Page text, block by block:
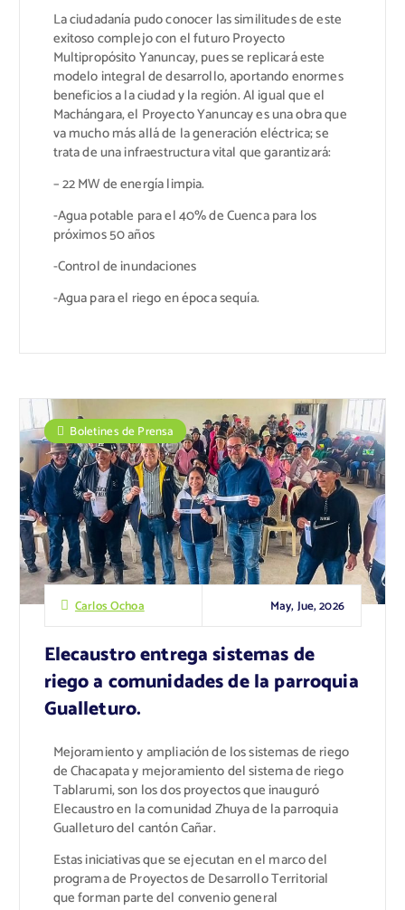
La ciudadanía pudo conocer las similitudes de este
exitoso complejo con el futuro Proyecto
Multipropósito Yanuncay, pues se replicará este
modelo integral de desarrollo, aportando enormes
beneficios a la ciudad y la región. Al igual que el
Machángara, el Proyecto Yanuncay es una obra que
va mucho más allá de la generación eléctrica; se
trata de una infraestructura vital que garantizará:
– 22 MW de energía limpia.
-Agua potable para el 40% de Cuenca para los
próximos 50 años
-Control de inundaciones
-Agua para el riego en época sequía.
Carlos Ochoa May, Jue, 2026
Boletines de Prensa
Elecaustro entrega sistemas de
riego a comunidades de la parroquia
Gualleturo.
Mejoramiento y ampliación de los sistemas de riego
de Chacapata y mejoramiento del sistema de riego
Tablarumi, son los dos proyectos que inauguró
Elecaustro en la comunidad Zhuya de la parroquia
Gualleturo del cantón Cañar.
Estas iniciativas que se ejecutan en el marco del
programa de Proyectos de Desarrollo Territorial
que forman parte del convenio general